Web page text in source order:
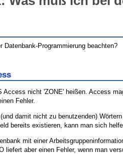
Datenbank-Programmierung beachten?
Access nicht 'ZONE' heißen. Access
Fehler.
damit nicht zu benutzenden)
bereits existieren, kann man sich
mit einer
liefert aber einen Fehler, wenn man